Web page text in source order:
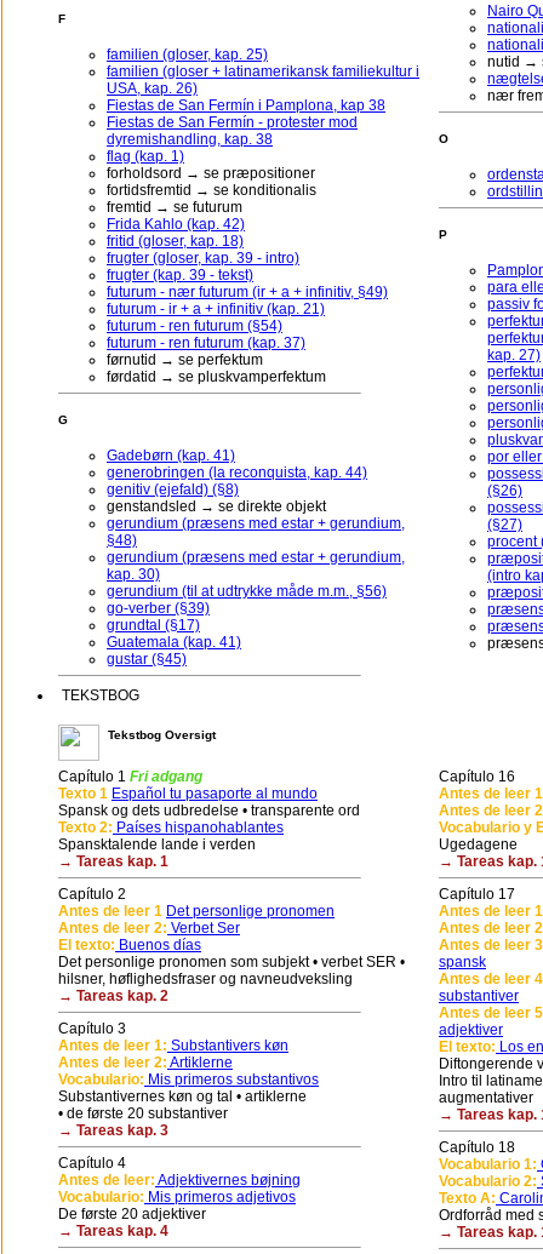
F
familien (gloser, kap. 25)
familien (gloser + latinamerikansk familiekultur i
USA, kap. 26)
Fiestas de San Fermín i Pamplona, kap 38
Fiestas de San Fermín - protester mod
dyremishandling, kap. 38
flag (kap. 1)
forholdsord → se præpositioner
fortidsfremtid → se konditionalis
fremtid → se futurum
Frida Kahlo (kap. 42)
fritid (gloser, kap. 18)
frugter (gloser, kap. 39 - intro)
frugter (kap. 39 - tekst)
futurum - nær futurum (ir + a + infinitiv, §49)
futurum - ir + a + infinitiv (kap. 21)
futurum - ren futurum (§54)
futurum - ren futurum (kap. 37)
førnutid → se perfektum
førdatid → se pluskvamperfektum
G
Gadebørn (kap. 41)
generobringen (la reconquista, kap. 44)
genitiv (ejefald) (§8)
genstandsled → se direkte objekt
gerundium (præsens med estar + gerundium,
§48)
gerundium (præsens med estar + gerundium,
kap. 30)
gerundium (til at udtrykke måde m.m., §56)
go-verber (§39)
grundtal (§17)
Guatemala (kap. 41)
gustar (§45)
Nairo
nutid →
nær
O
P
para
passiv
kap. 27)
por
(§26)
(§27)
procent
(intro
TEKSTBOG
Tekstbog Oversigt
Capítulo 1 Fri adgang
Texto 1 Español tu pasaporte al mundo
Spansk og dets udbredelse • transparente ord
Texto 2: Países hispanohablantes
Spansktalende lande i verden
→ Tareas kap. 1
Capítulo 2
Antes de leer 1 Det personlige pronomen
Antes de leer 2: Verbet Ser
El texto: Buenos días
Det personlige pronomen som subjekt • verbet SER •
hilsner, høflighedsfraser og navneudveksling
→ Tareas kap. 2
Capítulo 3
Antes de leer 1: Substantivers køn
Antes de leer 2: Artiklerne
Vocabulario: Mis primeros substantivos
Substantivernes køn og tal • artiklerne
• de første 20 substantiver
→ Tareas kap. 3
Capítulo 4
Antes de leer: Adjektivernes bøjning
Vocabulario: Mis primeros adjetivos
De første 20 adjektiver
→ Tareas kap. 4
Capítulo 16
Antes de leer
Antes de leer
Vocabulario y
Ugedagene
→ Tareas kap.
Capítulo 17
Antes de leer
Antes de leer
Antes de leer
spansk
Antes de leer
substantiver
Antes de leer
adjektiver
El texto: Los
Diftongerende
Intro til
augmentativer
→ Tareas kap.
Capítulo 18
Vocabulario 1:
Vocabulario 2:
Texto A:
Ordforråd med
→ Tareas kap.